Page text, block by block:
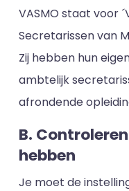
VASMO staat voor
Secretarissen van
Zij hebben hun
ambtelijk
afrondende
B.
hebben
Je moet de